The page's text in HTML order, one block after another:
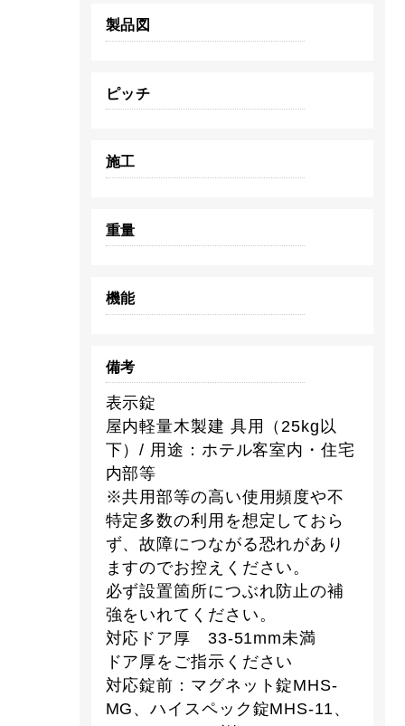
製品図
ピッチ
施工
重量
機能
備考
表示錠
屋内軽量木製建 具用（25kg以
下）/ 用途：ホテル客室内・住宅
内部等
※共用部等の高い使用頻度や不
特定多数の利用を想定しておら
ず、故障につながる恐れがあり
ますのでお控えください。
必ず設置箇所につぶれ防止の補
強をいれてください。
対応ドア厚 33-51mm未満
ドア厚をご指示ください
対応錠前：マグネット錠MHS-
MG、ハイスペック錠MHS-11、